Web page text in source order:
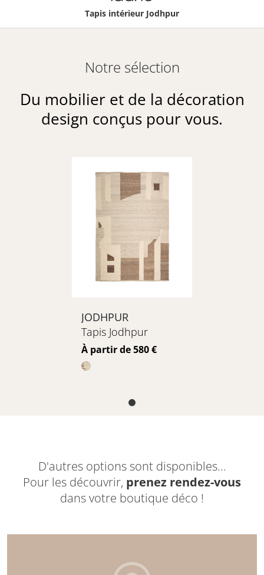
Tapis intérieur Jodhpur
Notre sélection
Du mobilier et de la décoration
design conçus pour vous.
JODHPUR
Tapis Jodhpur
Prix
À partir de 580 €
D'autres options sont disponibles...
Pour les découvrir, prenez rendez-vous
dans votre boutique déco !